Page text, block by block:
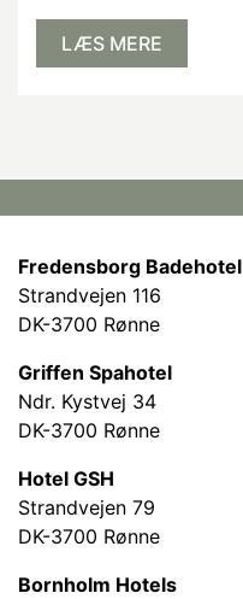
LÆS MERE
Fredensborg Badehotel
Strandvejen 116
DK-3700 Rønne
Griffen Spahotel
Ndr. Kystvej 34
DK-3700 Rønne
Hotel GSH
Strandvejen 79
DK-3700 Rønne
Bornholm Hotels